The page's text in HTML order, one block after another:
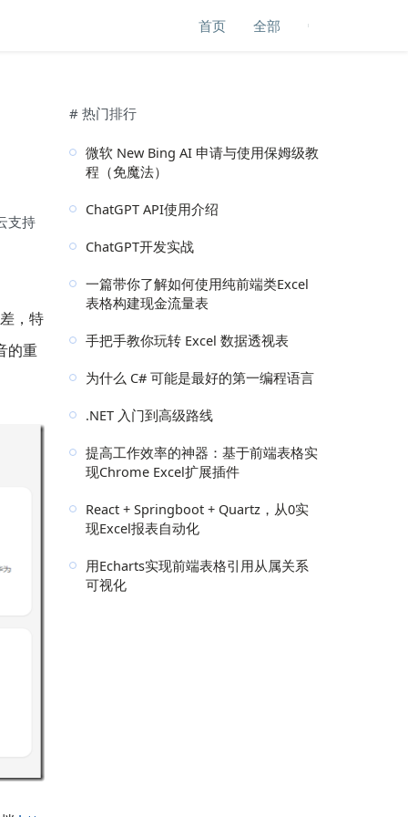
首页 全部
支持
，特
的重
# 热门排行
微软 New Bing AI 申请与使用保姆级教
程（免魔法）
ChatGPT API使用介绍
ChatGPT开发实战
一篇带你了解如何使用纯前端类Excel
表格构建现金流量表
手把手教你玩转 Excel 数据透视表
为什么 C# 可能是最好的第一编程语言
.NET 入门到高级路线
提高工作效率的神器：基于前端表格实
现Chrome Excel扩展插件
React + Springboot + Quartz，从0实
现Excel报表自动化
用Echarts实现前端表格引用从属关系
可视化